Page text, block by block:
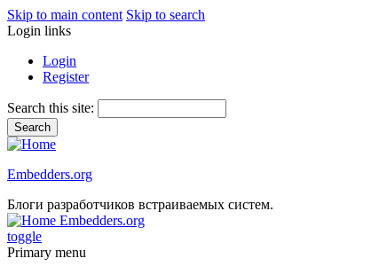
Skip to main content Skip to search
Login links
Login
Register
Search this site:
Embedders.org
Блоги разработчиков встраиваемых систем.
Embedders.org
toggle
Primary menu